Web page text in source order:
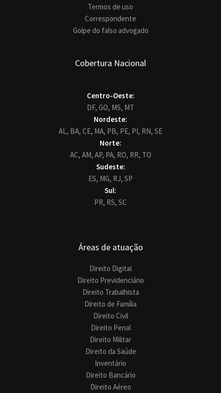
Termos de uso
Correspondente
Golpe do falso advogado
Cobertura Nacional
Centro-Oeste:
DF, GO, MS, MT
Nordeste:
AL, BA, CE, MA, PB, PE, PI, RN, SE
Norte:
AC, AM, AP, PA, RO, RR, TO
Sudeste:
ES, MG, RJ, SP
Sul:
PR, RS, SC
Áreas de atuação
Direito Digital
Direito Previdenciário
Direito Trabalhista
Direito de Família
Direito Civil
Direito Penal
Direito Militar
Direito da Saúde
Inventário
Direito Bancário
Direito Aéreo